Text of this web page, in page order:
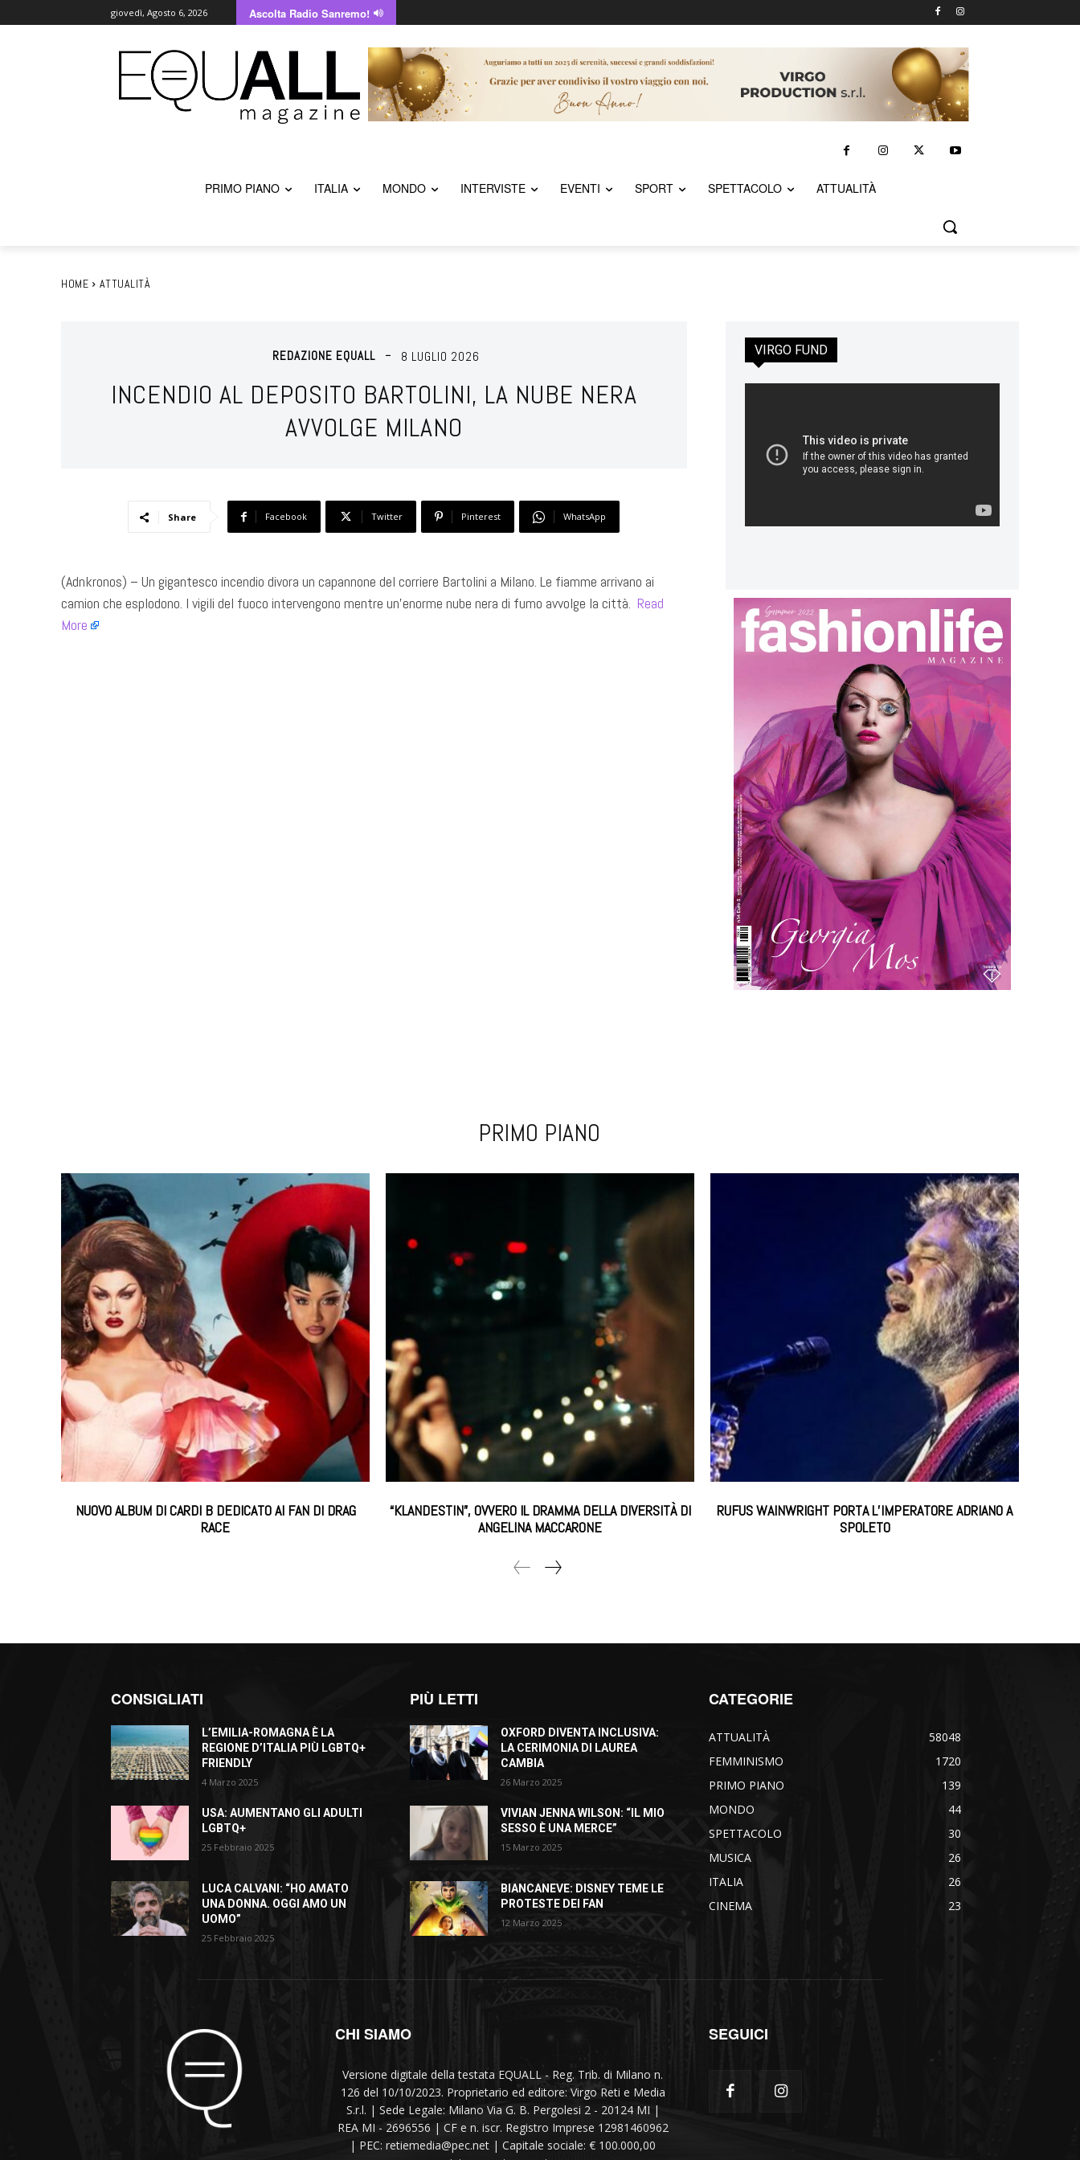
giovedì, Agosto 6, 2026 Ascolta Radio Sanremo!
PRIMO PIANO ITALIA MONDO INTERVISTE EVENTI SPORT SPETTACOLO ATTUALITÀ
HOME ATTUALITÀ
REDAZIONE EQUALL 8 LUGLIO 2026
INCENDIO AL DEPOSITO BARTOLINI, LA NUBE NERA
AVVOLGE MILANO
Share Facebook Twitter Pinterest WhatsApp
(Adnkronos) – Un gigantesco incendio divora un capannone del corriere Bartolini a Milano. Le fiamme arrivano ai
camion che esplodono. I vigili del fuoco intervengono mentre un’enorme nube nera di fumo avvolge la città. ​ Read
More
VIRGO FUND
PRIMO PIANO
NUOVO ALBUM DI CARDI B DEDICATO AI FAN DI DRAG
RACE
“KLANDESTIN”, OVVERO IL DRAMMA DELLA DIVERSITÀ DI
ANGELINA MACCARONE
RUFUS WAINWRIGHT PORTA L’IMPERATORE ADRIANO A
SPOLETO
CONSIGLIATI
L’EMILIA-ROMAGNA È LA
REGIONE D’ITALIA PIÙ LGBTQ+
FRIENDLY
4 Marzo 2025
USA: AUMENTANO GLI ADULTI
LGBTQ+
25 Febbraio 2025
LUCA CALVANI: “HO AMATO
UNA DONNA. OGGI AMO UN
UOMO”
25 Febbraio 2025
PIÙ LETTI
OXFORD DIVENTA INCLUSIVA:
LA CERIMONIA DI LAUREA
CAMBIA
26 Marzo 2025
VIVIAN JENNA WILSON: “IL MIO
SESSO È UNA MERCE”
15 Marzo 2025
BIANCANEVE: DISNEY TEME LE
PROTESTE DEI FAN
12 Marzo 2025
CATEGORIE
ATTUALITÀ
58048
FEMMINISMO
1720
PRIMO PIANO
139
MONDO
44
SPETTACOLO
30
MUSICA
26
ITALIA
26
CINEMA
23
CHI SIAMO
Versione digitale della testata EQUALL - Reg. Trib. di Milano n.
126 del 10/10/2023. Proprietario ed editore: Virgo Reti e Media
S.r.l. | Sede Legale: Milano Via G. B. Pergolesi 2 - 20124 MI |
REA MI - 2696556 | CF e n. iscr. Registro Imprese 12981460962
| PEC: retiemedia@pec.net | Capitale sociale: € 100.000,00
SEGUICI